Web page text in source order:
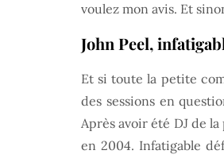
voulez mon avis. Et
John Peel,
Et si toute la petite
des sessions en
Après avoir été DJ de
en 2004. Infatigable